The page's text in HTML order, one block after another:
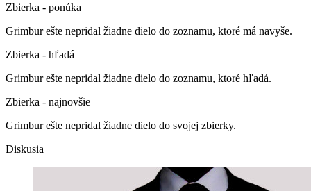
Zbierka - ponúka
Grimbur ešte nepridal žiadne dielo do zoznamu, ktoré má navyše.
Zbierka - hľadá
Grimbur ešte nepridal žiadne dielo do zoznamu, ktoré hľadá.
Zbierka - najnovšie
Grimbur ešte nepridal žiadne dielo do svojej zbierky.
Diskusia